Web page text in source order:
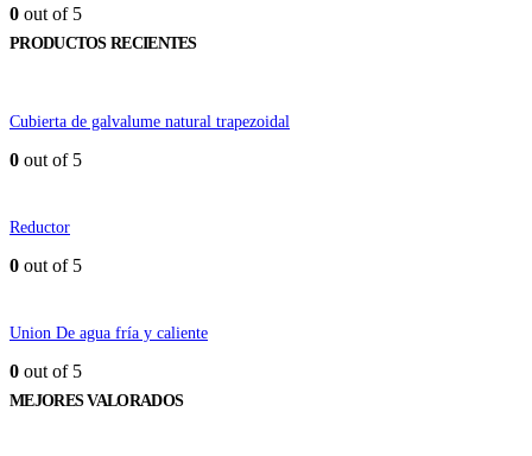
0 out of 5
PRODUCTOS RECIENTES
Cubierta de galvalume natural trapezoidal
0 out of 5
Reductor
0 out of 5
Union De agua fría y caliente
0 out of 5
MEJORES VALORADOS